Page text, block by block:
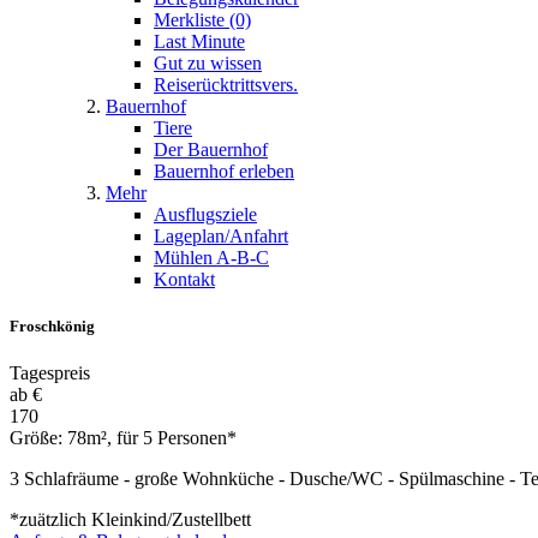
Merkliste (0)
Last Minute
Gut zu wissen
Reiserücktrittsvers.
Bauernhof
Tiere
Der Bauernhof
Bauernhof erleben
Mehr
Ausflugsziele
Lageplan/Anfahrt
Mühlen A-B-C
Kontakt
Froschkönig
Tagespreis
ab €
170
Größe: 78m², für 5 Personen*
3 Schlafräume - große Wohnküche - Dusche/WC - Spülmaschine -
*zuätzlich Kleinkind/Zustellbett